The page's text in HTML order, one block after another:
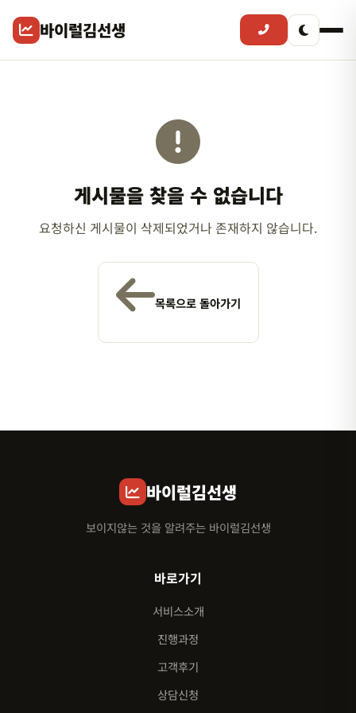
바이럴김선생
게시물을 찾을 수 없습니다
요청하신 게시물이 삭제되었거나 존재하지 않습니다.
목록으로 돌아가기
바이럴김선생
보이지않는 것을 알려주는 바이럴김선생
바로가기
서비스소개
진행과정
고객후기
상담신청